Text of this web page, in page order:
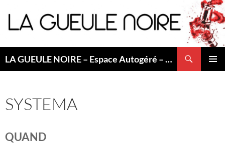
au
contenu
LA GUEULE NOIRE – Espace Autogéré – Saint Etienne
SYSTEMA
QUAND